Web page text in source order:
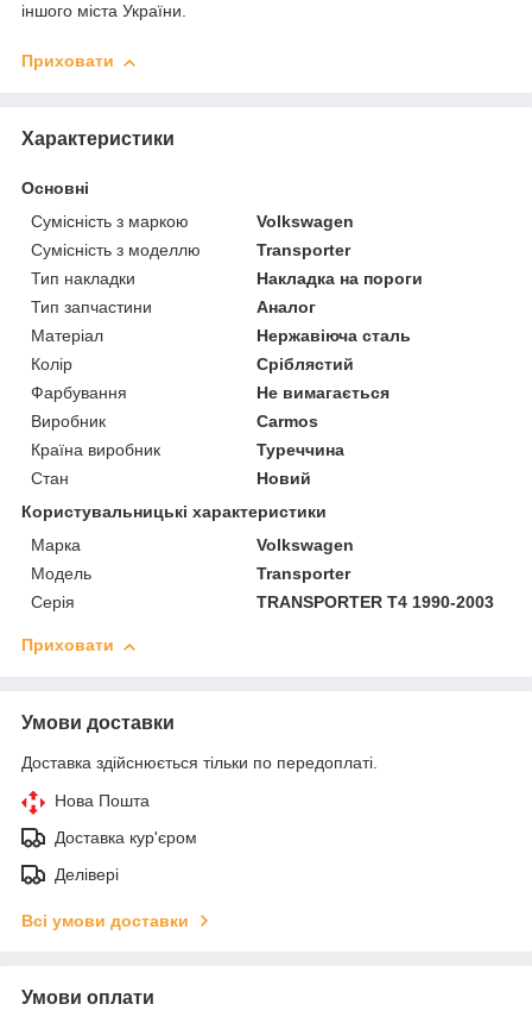
іншого міста України.
Приховати
Характеристики
Основні
Сумісність з маркою
Volkswagen
Сумісність з моделлю
Transporter
Тип накладки
Накладка на пороги
Тип запчастини
Аналог
Матеріал
Нержавіюча сталь
Колір
Сріблястий
Фарбування
Не вимагається
Виробник
Carmos
Країна виробник
Туреччина
Стан
Новий
Користувальницькі характеристики
Марка
Volkswagen
Модель
Transporter
Серія
TRANSPORTER T4 1990-2003
Приховати
Умови доставки
Доставка здійснюється тільки по передоплаті.
Нова Пошта
Доставка кур'єром
Делівері
Всі умови доставки
Умови оплати